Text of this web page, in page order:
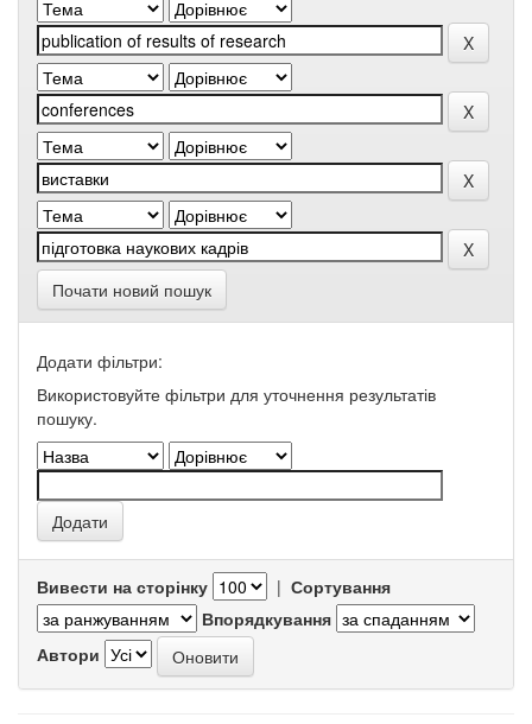
Почати новий пошук
Додати фільтри:
Використовуйте фільтри для уточнення результатів
пошуку.
Вивести на сторінку | Сортування
Впорядкування
Автори